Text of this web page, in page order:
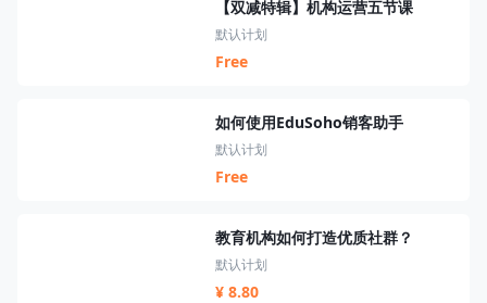
【双减特辑】机构运营五节课
默认计划
Free
如何使用EduSoho销客助手
默认计划
Free
教育机构如何打造优质社群？
默认计划
¥ 8.80